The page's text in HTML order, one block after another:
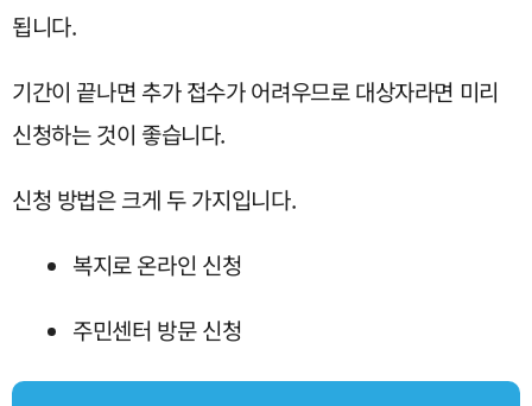
됩니다.
기간이 끝나면 추가 접수가 어려우므로 대상자라면 미리
신청하는 것이 좋습니다.
신청 방법은 크게 두 가지입니다.
복지로 온라인 신청
주민센터 방문 신청